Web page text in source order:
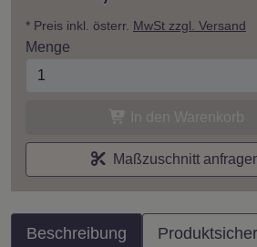
* Preis inkl. österr. MwSt zzgl. Versand
Menge
Maßzuschnitt
Beschreibung